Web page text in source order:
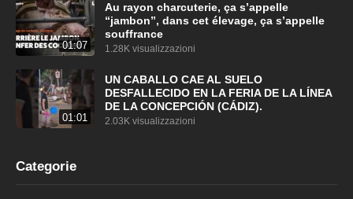
01:07
Au rayon charcuterie, ça s’appelle
“jambon”, dans cet élevage, ça s’appelle
souffrance
1.28K visualizzazioni
01:01
UN CABALLO CAE AL SUELO
DESFALLECIDO EN LA FERIA DE LA LÍNEA
DE LA CONCEPCIÓN (CÁDIZ).
2.03K visualizzazioni
Categorie